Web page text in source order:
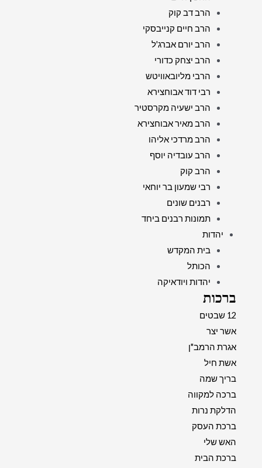
הרב דב קוק
הרב חיים קנייבסקי
הרב יורם אברג'ל
הרב יצחק כדורי
הרבי מליובאוויטש
רבי דוד אבוחצירא
הרב ישעיה מקרסטיר
הרב מאיר אבוחצירא
הרב מרדכי אליהו
הרב עובדיה יוסף
הרב קוק
רבי שמעון בר יוחאי
רבנים שונים
תמונות רבנים ביחד
יהדות
בית המקדש
הכותל
יהדות ויודאיקה
ברכות
12 שבטים
אשר יצר
אגרת הרמב"ן
אשת חיל
בריך שמה
ברכה למקווה
הדלקת נרות
ברכת העסק
האש שלי
ברכת הבית